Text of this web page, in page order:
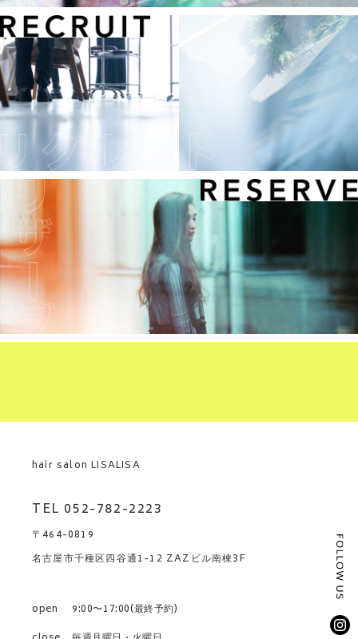
hair salon LISALISA
TEL 052-782-2223
〒464-0819
名古屋市千種区四谷通1-12 ZAZビル南棟3F
open
9:00〜17:00(最終予約)